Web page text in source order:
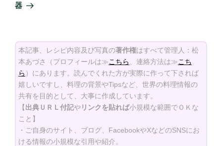
器
本記事、レシピ内容及び写真の著作権はすべて管理人：松
本あづさ（プロフィールは≫こちら 、連絡方法は≫こち
ら ）にあります。読んでくれた方が実際に作って下されば
嬉しいですし、料理の背景やTipsなど、世界の料理情報の
共有を目的として、大事に作成しています。
【出典ＵＲＬ付記やリンクを貼れば小規模な範囲でＯＫな
こと】
・ご自身のサイト、ブログ、FacebookやXなどのSNSにお
ける情報の小規模な引用や紹介。